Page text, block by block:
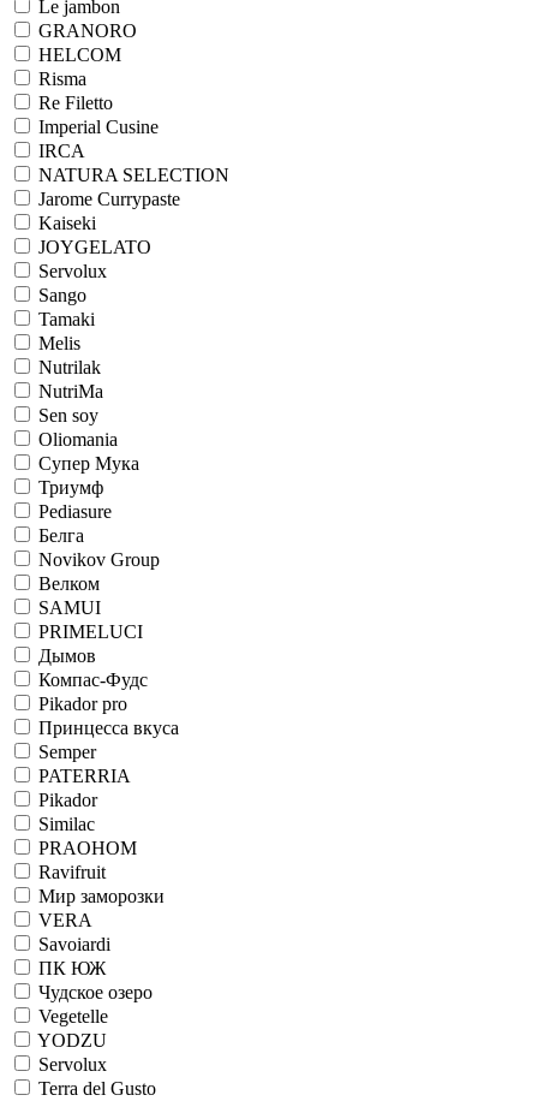
Le jambon
GRANORO
HELCOM
Risma
Re Filetto
Imperial Cusine
IRCA
NATURA SELECTION
Jarome Currypaste
Kaiseki
JOYGELATO
Servolux
Sango
Tamaki
Melis
Nutrilak
NutriMa
Sen soy
Oliomania
Супер Мука
Триумф
Pediasure
Белга
Novikov Group
Велком
SAMUI
PRIMELUCI
Дымов
Компас-Фудс
Pikador pro
Принцесса вкуса
Semper
PATERRIA
Pikador
Similac
PRAOHOM
Ravifruit
Мир заморозки
VERA
Savoiardi
ПК ЮЖ
Чудское озеро
Vegetelle
YODZU
Servolux
Terra del Gusto